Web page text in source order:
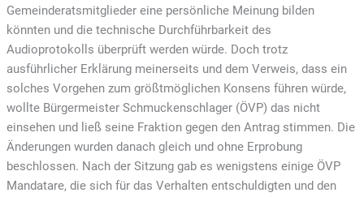
Gemeinderatsmitglieder eine persönliche Meinung bilden
könnten und die technische Durchführbarkeit des
Audioprotokolls überprüft werden würde. Doch trotz
ausführlicher Erklärung meinerseits und dem Verweis, dass ein
solches Vorgehen zum größtmöglichen Konsens führen würde,
wollte Bürgermeister Schmuckenschlager (ÖVP) das nicht
einsehen und ließ seine Fraktion gegen den Antrag stimmen. Die
Änderungen wurden danach gleich und ohne Erprobung
beschlossen. Nach der Sitzung gab es wenigstens einige ÖVP
Mandatare, die sich für das Verhalten entschuldigten und den